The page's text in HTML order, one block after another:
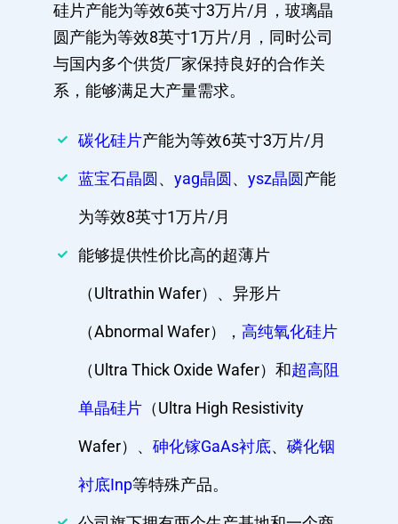
硅片产能为等效6英寸3万片/月，玻璃晶
圆产能为等效8英寸1万片/月，同时公司
与国内多个供货厂家保持良好的合作关
系，能够满足大产量需求。
碳化硅片产能为等效6英寸3万片/月
蓝宝石晶圆 、 yag晶圆 、 ysz晶圆 产能
为等效8英寸1万片/月
能够提供性价比高的超薄片
（Ultrathin Wafer）、异形片
（Abnormal Wafer）， 高纯氧化硅片
（Ultra Thick Oxide Wafer）和超高阻
单晶硅片 （Ultra High Resistivity
Wafer）、 砷化镓GaAs衬底、 磷化铟
衬底Inp等特殊产品。